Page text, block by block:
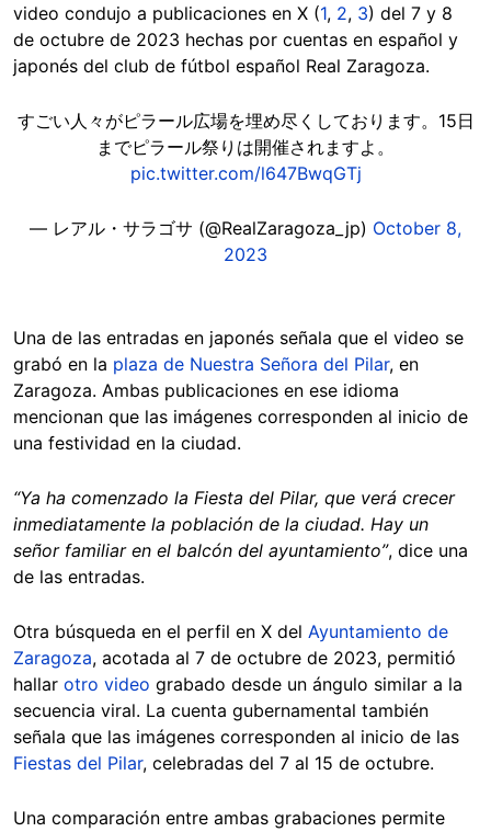
video condujo a publicaciones en X (1, 2, 3) del 7 y 8
de octubre de 2023 hechas por cuentas en español y
japonés del club de fútbol español Real Zaragoza.
すごい人々がピラール広場を埋め尽くしております。15日
までピラール祭りは開催されますよ。
pic.twitter.com/l647BwqGTj
— レアル・サラゴサ (@RealZaragoza_jp) October 8,
2023
Una de las entradas en japonés señala que el video se
grabó en la plaza de Nuestra Señora del Pilar, en
Zaragoza. Ambas publicaciones en ese idioma
mencionan que las imágenes corresponden al inicio de
una festividad en la ciudad.
“Ya ha comenzado la Fiesta del Pilar, que verá crecer
inmediatamente la población de la ciudad. Hay un
señor familiar en el balcón del ayuntamiento”, dice una
de las entradas.
Otra búsqueda en el perfil en X del Ayuntamiento de
Zaragoza, acotada al 7 de octubre de 2023, permitió
hallar otro video grabado desde un ángulo similar a la
secuencia viral. La cuenta gubernamental también
señala que las imágenes corresponden al inicio de las
Fiestas del Pilar, celebradas del 7 al 15 de octubre.
Una comparación entre ambas grabaciones permite